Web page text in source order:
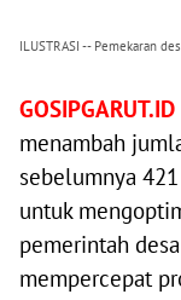
ILUSTRASI -- Pemekaran
menambah
sebelumnya
untuk
pemerintah
mempercepat